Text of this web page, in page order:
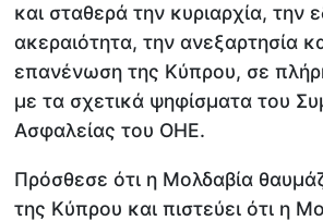
και σταθερά την κυριαρχία, την
ακεραιότητα, την ανεξαρτησία
επανένωση της Κύπρου, σε
με τα σχετικά ψηφίσματα του
Ασφαλείας του ΟΗΕ.
Πρόσθεσε ότι η Μολδαβία
της Κύπρου και πιστεύει ότι η